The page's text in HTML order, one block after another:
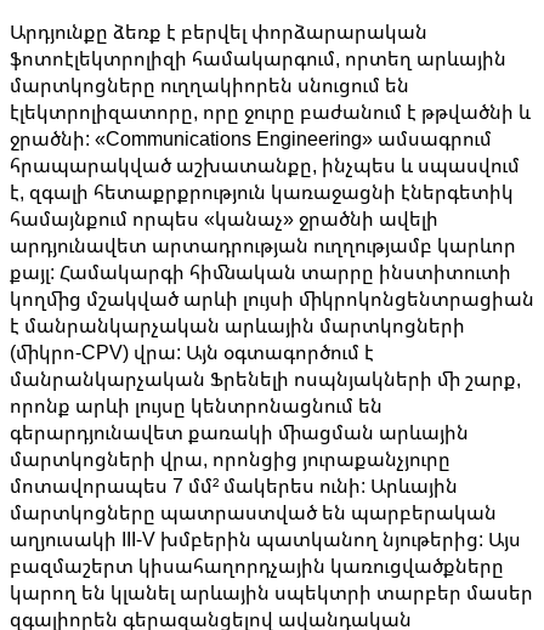
Արդյունքը ձեռք է բերվել փորձարարական
ֆոտոէլեկտրոլիզի համակարգում, որտեղ արևային
մարտկոցները ուղղակիորեն սնուցում են
էլեկտրոլիզատորը, որը ջուրը բաժանում է թթվածնի և
ջրածնի: «Communications Engineering» ամսագրում
հրապարակված աշխատանքը, ինչպես և սպասվում
է, զգալի հետաքրքրություն կառաջացնի էներգետիկ
համայնքում որպես «կանաչ» ջրածնի ավելի
արդյունավետ արտադրության ուղղությամբ կարևոր
քայլ: Համակարգի հիմնական տարրը ինստիտուտի
կողմից մշակված արևի լույսի միկրոկոնցենտրացիան
է մանրանկարչական արևային մարտկոցների
(միկրո-CPV) վրա: Այն օգտագործում է
մանրանկարչական Ֆրենելի ոսպնյակների մի շարք,
որոնք արևի լույսը կենտրոնացնում են
գերարդյունավետ քառակի միացման արևային
մարտկոցների վրա, որոնցից յուրաքանչյուրը
մոտավորապես 7 մմ² մակերես ունի: Արևային
մարտկոցները պատրաստված են պարբերական
աղյուսակի III-V խմբերին պատկանող նյութերից: Այս
բազմաշերտ կիսահաղորդչային կառուցվածքները
կարող են կլանել արևային սպեկտրի տարբեր մասեր
զգալիորեն գերազանցելով ավանդական